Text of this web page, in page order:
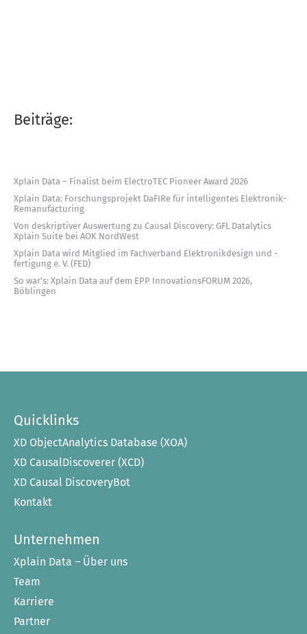
Beiträge:
Xplain Data – Finalist beim ElectroTEC Pioneer Award 2026
Xplain Data: Forschungsprojekt DaFIRe für intelligentes Elektronik-
Remanufacturing
Von deskriptiver Auswertung zu Causal Discovery: GFL Datalytics
Xplain Suite bei AOK NordWest
Xplain Data wird Mitglied im Fachverband Elektronikdesign und -
fertigung e. V. (FED)
So war’s: Xplain Data auf dem EPP InnovationsFORUM 2026,
Böblingen
Quicklinks
XD ObjectAnalytics Database (XOA)
XD CausalDiscoverer (XCD)
XD Causal DiscoveryBot
Kontakt
Unternehmen
Xplain Data – Über uns
Team
Karriere
Partner